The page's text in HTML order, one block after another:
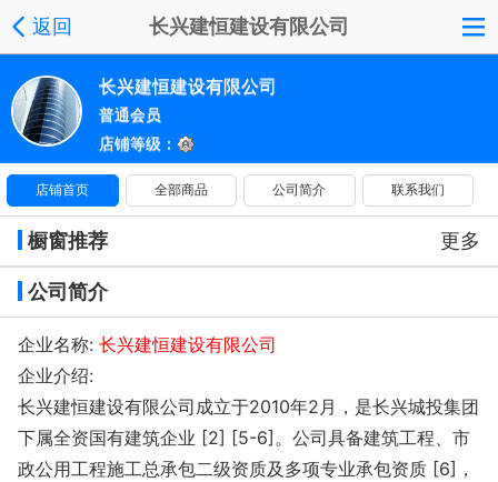
返回 长兴建恒建设有限公司
长兴建恒建设有限公司
普通会员
店铺等级：
店铺首页 全部商品 公司简介 联系我们
橱窗推荐 更多
公司简介
企业名称: 长兴建恒建设有限公司
企业介绍:
长兴建恒建设有限公司成立于2010年2月，是长兴城投集团
下属全资国有建筑企业 [2] [5-6]。公司具备建筑工程、市
政公用工程施工总承包二级资质及多项专业承包资质 [6]，